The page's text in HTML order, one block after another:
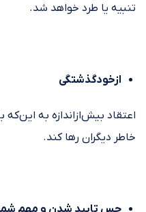
تنبیه یا طرد خواهد شد.
ازخودگذشتگی
اعتقاد بیش‌ازاندازه به این‌که
خاطر دیگران رها کند.